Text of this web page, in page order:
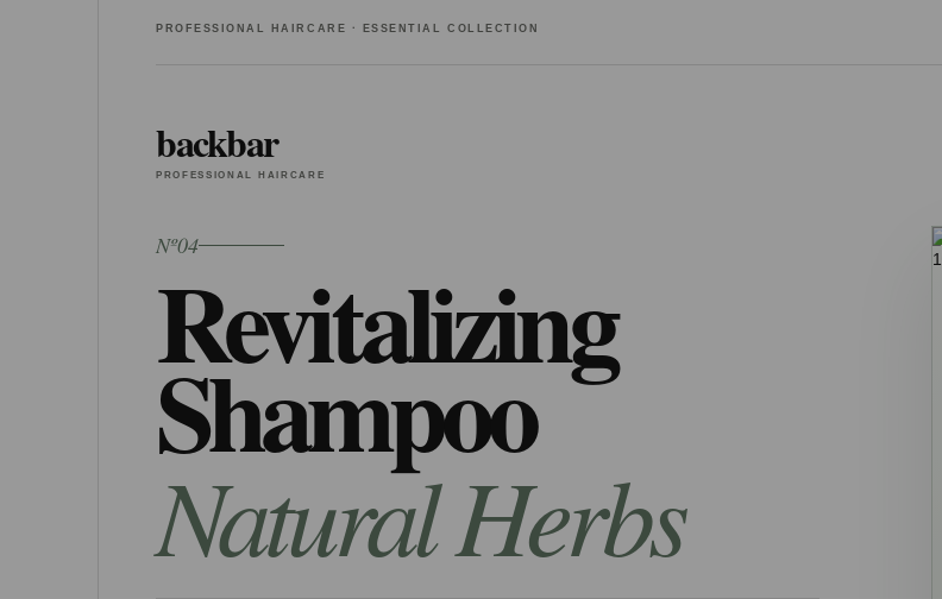
PROFESSIONAL HAIRCARE · ESSENTIAL COLLECTION
backbar
PROFESSIONAL HAIRCARE
Nº04
Revitalizing
Shampoo
Natural Herbs